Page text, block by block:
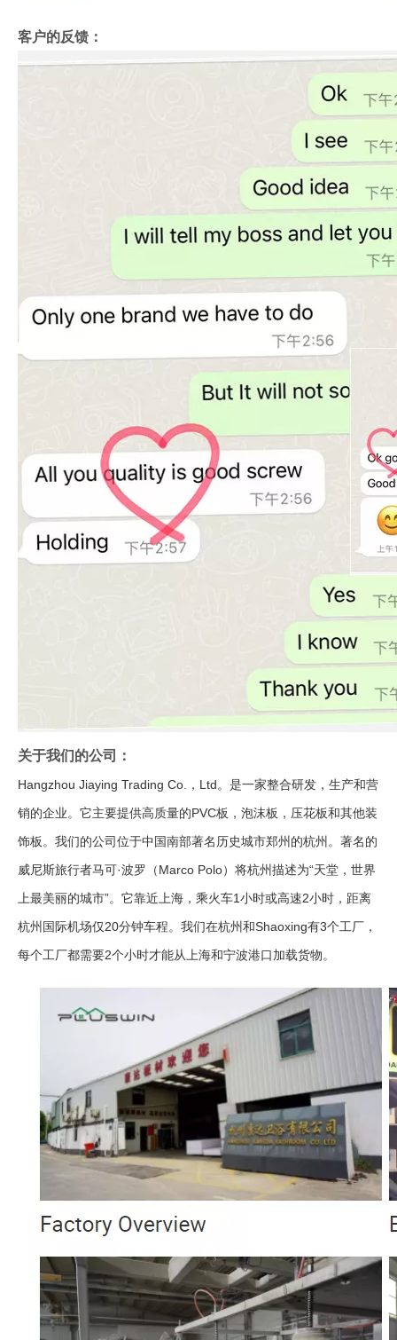
客户的反馈：
关于我们的公司：
Hangzhou Jiaying Trading Co.，Ltd。是一家整合研发，生产和营
销的企业。它主要提供高质量的PVC板，泡沫板，压花板和其他装
饰板。我们的公司位于中国南部著名历史城市郑州的杭州。著名的
威尼斯旅行者马可·波罗（Marco Polo）将杭州描述为“天堂，世界
上最美丽的城市”。它靠近上海，乘火车1小时或高速2小时，距离
杭州国际机场仅20分钟车程。我们在杭州和Shaoxing有3个工厂，
每个工厂都需要2个小时才能从上海和宁波港口加载货物。